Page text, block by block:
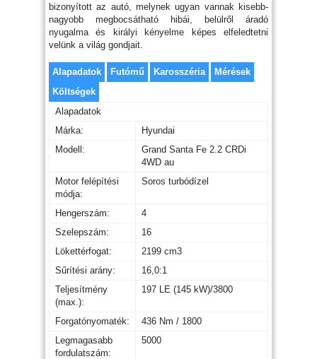
bizonyított az autó, melynek ugyan vannak kisebb-
nagyobb megbocsátható hibái, belülről áradó
nyugalma és királyi kényelme képes elfeledtetni
velünk a világ gondjait.
Alapadatok Futómű Karosszéria
Mérések
Költségek
Alapadatok
Márka:
Hyundai
Modell:
Grand Santa Fe 2.2 CRDi
4WD au
Motor felépítési
módja:
Soros turbódízel
Hengerszám:
4
Szelepszám:
16
Lökettérfogat:
2199 cm3
Sűrítési arány:
16,0:1
Teljesítmény
(max.):
197 LE (145 kW)/3800
Forgatónyomaték:
436 Nm / 1800
Legmagasabb
fordulatszám:
5000